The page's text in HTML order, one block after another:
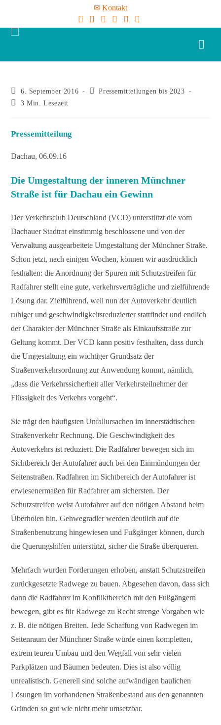
✉ Kontakt
6. September 2016
Pressemitteilungen bis 2023
3 Min. Lesezeit
Pressemitteilung
Dachau, 06.09.16
Die Umgestaltung der inneren Münchner
Straße ist für Dachau ein Gewinn
Der Verkehrsclub Deutschland (VCD) unterstützt die vom
Dachauer Stadtrat einstimmig beschlossene und von der
Verwaltung ausgearbeitete Umgestaltung der Münchner Straße.
Schon jetzt, nach einigen Wochen, können wir ausdrücklich
festhalten: die Anordnung der Spuren mit Schutzstreifen für
Radfahrer stellt eine gute, verkehrsverträgliche und zielführende
Lösung dar. Zielführend, weil nun der Autoverkehr deutlich
ruhiger und geschwindigkeitsreduzierter stattfindet und endlich
der Charakter der Münchner Straße als Einkaufsstraße zur
Geltung kommt. Der VCD kann positiv festhalten, dass durch
die Umgestaltung ein wichtiger Grundsatz der
Straßenverkehrsordnung zur Anwendung kommt, nämlich,
„dass die Verkehrssicherheit aller Verkehrsteilnehmer der
Flüssigkeit des Verkehrs vorgeht“.
Sie trägt den häufigsten Unfallursachen im innerstädtischen
Straßenverkehr Rechnung. Die Geschwindigkeit des
Autoverkehrs ist reduziert. Die Radfahrer bewegen sich im
Sichtbereich der Autofahrer auch bei den Einmündungen der
Seitenstraßen. Radfahren im Sichtbereich der Autofahrer ist
erwiesenermaßen für Radfahrer am sichersten. Der
Schutzstreifen weist Autofahrer auf den nötigen Abstand beim
Überholen hin. Gehwegradler werden deutlich auf die
Straßenbenutzung hingewiesen und Fußgänger können, durch
die Querungshilfen unterstützt, sicher die Straße überqueren.
Mehrfach wurden Forderungen erhoben, anstatt Schutzstreifen
zurückgesetzte Radwege zu bauen. Abgesehen davon, dass sich
dann die Radfahrer im Konfliktbereich mit den Fußgängern
bewegen, gibt es für Radwege zu Recht strenge Vorgaben wie
z. B. die nötigen Breiten. Jede Schaffung von Radwegen im
Seitenraum der Münchner Straße würde einen kompletten,
extrem teuren Umbau und den Wegfall von sehr vielen
Parkplätzen und Bäumen bedeuten. Dies ist also völlig
unrealistisch. Generell sind solche aufwändigen baulichen
Lösungen im vorhandenen Straßenbestand aus den genannten
Gründen so gut wie nicht mehr umsetzbar.